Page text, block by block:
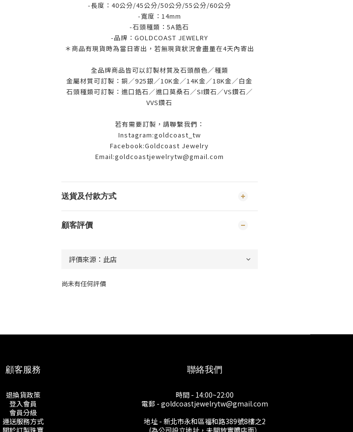
-長度：40公分/45公分/50公分/55公分/60公分
-寬度：14mm
-石頭種類：5A鋯石
-品牌： GOLDCOAST JEWELRY
＊商品有現貨時為當日寄出，若無現貨狀況會盡量在4天內寄出
全品牌商品皆可以訂製材質及石頭顏色／種類
金屬材質可訂製：銅／925銀／10K金／14K金／18K金／白金
石頭種類可訂製：進口鋯石／進口莫桑石／SI鑽石／VS鑽石／
VVS鑽石
若有需要訂製，請聯繫我們：
Instagram:goldcoast_tw
Facebook:Goldcoast Jewelry
Email:goldcoastjewelrytw@gmail.com
送貨及付款方式
顧客評價
尚未有任何評價
顧客服務
退換貨政策
登入會員
會員分級
運送服務方式
關於訂製珠寶
聯絡我們
時間 - 14:00~22:00
電郵 - goldcoastjewelrytw@gmail.com
地址 - 新北市永和區福和路389號8樓之2
(為公司設立地址，未開放實體店面）